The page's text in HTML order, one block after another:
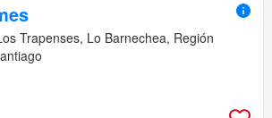
Trapenses, Lo Barnechea, Región